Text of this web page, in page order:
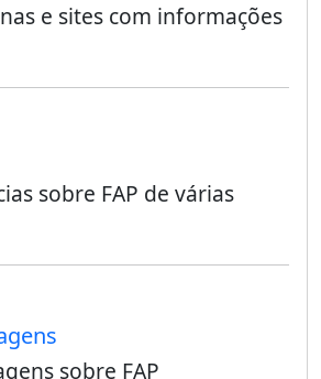
e sites com informações
sobre FAP de várias
sobre FAP